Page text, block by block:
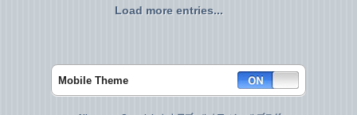
Load more entries...
Mobile Theme